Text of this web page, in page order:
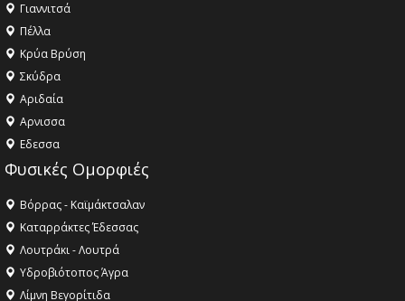
Γιαννιτσά
Πέλλα
Κρύα Βρύση
Σκύδρα
Αριδαία
Aρνισσα
Eδεσσα
Φυσικές Ομορφιές
Βόρρας - Καϊμάκτσαλαν
Καταρράκτες Έδεσσας
Λουτράκι - Λουτρά
Υδροβιότοπος Άγρα
Λίμνη Βεγορίτιδα